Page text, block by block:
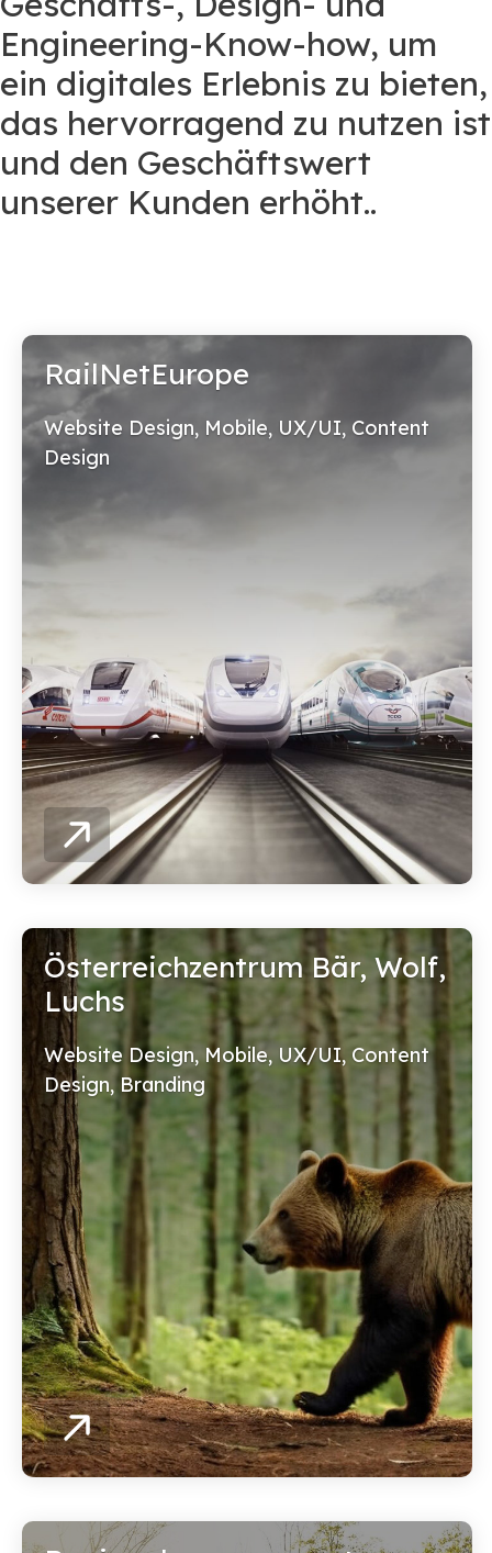
Engineering-Know-how, um
ein digitales Erlebnis zu bieten,
das hervorragend zu nutzen ist
und den Geschäftswert
unserer Kunden erhöht..
RailNetEurope
Website Design, Mobile, UX/UI, Content
Design
Österreichzentrum Bär, Wolf,
Luchs
Website Design, Mobile, UX/UI, Content
Design, Branding